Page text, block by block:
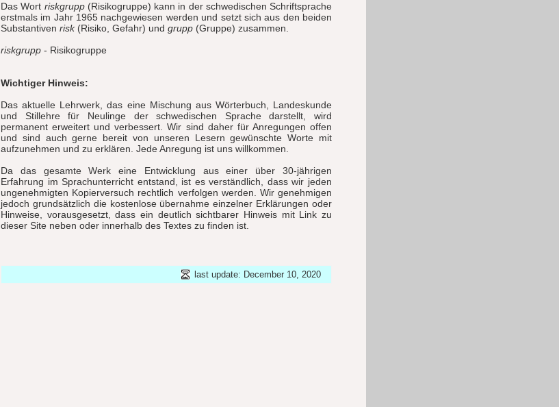
Das Wort riskgrupp(Risikogruppe) kann in der schwedischen Schriftsprache
erstmals im Jahr 1965 nachgewiesen werden und setzt sich aus den beiden
Substantiven risk(Risiko, Gefahr) und grupp (Gruppe) zusammen.
riskgrupp - Risikogruppe
Wichtiger Hinweis:
Das aktuelle Lehrwerk, das eine Mischung aus Wörterbuch, Landeskunde
und Stillehre für Neulinge der schwedischen Sprache darstellt, wird
permanent erweitert und verbessert. Wir sind daher für Anregungen offen
und sind auch gerne bereit von unseren Lesern gewünschte Worte mit
aufzunehmen und zu erklären. Jede Anregung ist uns willkommen.
Da das gesamte Werk eine Entwicklung aus einer über 30-jährigen
Erfahrung im Sprachunterricht entstand, ist es verständlich, dass wir jeden
ungenehmigten Kopierversuch rechtlich verfolgen werden. Wir genehmigen
jedoch grundsätzlich die kostenlose übernahme einzelner Erklärungen oder
Hinweise, vorausgesetzt, dass ein deutlich sichtbarer Hinweis mit Link zu
dieser Site neben oder innerhalb des Textes zu finden ist.
last update: December 10, 2020